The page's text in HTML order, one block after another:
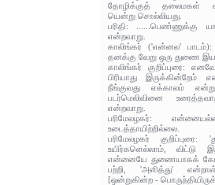
தோழிக்குத் தலைமகள்
யென்று சொல்லியது.
பரிதி: ......பெண்ணுக்கு
என்றவாறு.
காலிங்கர் ('என்னல'
தனக்கு வேறு ஒரு துணை
காலிங்கர் குறிப்புரை:
பிரியாது
நீங்குவது எக்காலம்
படர்மெலிவினை
என்றவாறு.
பரிமேலழகர்:
உடைத்தாயிற்றில்லை.
பரிமேலழகர்
உயிர்களெல்லாம், விட்டு
என்னையே துணையாகக்
பற்றி, 'அளித்து'
[ஒன்றுகின்ற -